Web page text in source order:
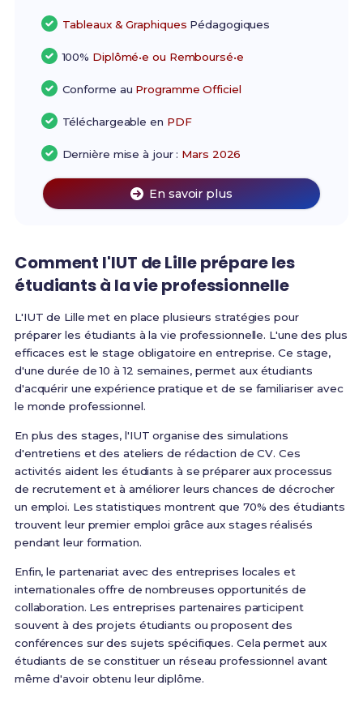
Tableaux & Graphiques Pédagogiques
100% Diplômé•e ou Remboursé•e
Conforme au Programme Officiel
Téléchargeable en PDF
Dernière mise à jour : Mars 2026
En savoir plus
Comment l'IUT de Lille prépare les
étudiants à la vie professionnelle
L'IUT de Lille met en place plusieurs stratégies pour
préparer les étudiants à la vie professionnelle. L'une des plus
efficaces est le stage obligatoire en entreprise. Ce stage,
d'une durée de 10 à 12 semaines, permet aux étudiants
d'acquérir une expérience pratique et de se familiariser avec
le monde professionnel.
En plus des stages, l'IUT organise des simulations
d'entretiens et des ateliers de rédaction de CV. Ces
activités aident les étudiants à se préparer aux processus
de recrutement et à améliorer leurs chances de décrocher
un emploi. Les statistiques montrent que 70% des étudiants
trouvent leur premier emploi grâce aux stages réalisés
pendant leur formation.
Enfin, le partenariat avec des entreprises locales et
internationales offre de nombreuses opportunités de
collaboration. Les entreprises partenaires participent
souvent à des projets étudiants ou proposent des
conférences sur des sujets spécifiques. Cela permet aux
étudiants de se constituer un réseau professionnel avant
même d'avoir obtenu leur diplôme.